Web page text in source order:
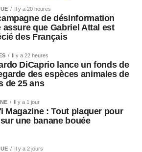
Il y a 20 heures
de désinformation
assure que Gabriel Attal est
des Français
Il y a 22 heures
DiCaprio lance un fonds de
des espèces animales de
de 25 ans
Il y a 1 jour
Magazine : Tout plaquer pour
une banane bouée
Il y a 2 jours